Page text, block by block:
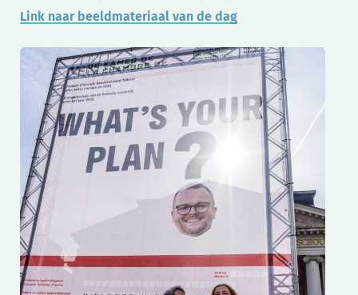
Link naar beeldmateriaal van de dag